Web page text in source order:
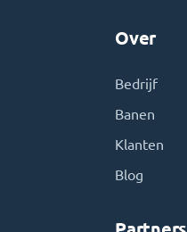
Over
Bedrijf
Banen
Klanten
Blog